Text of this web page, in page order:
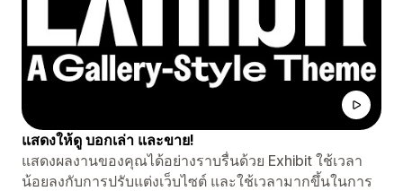
แสดงให้ดู บอกเล่า และขาย!
แสดงผลงานของคุณได้อย่างราบรื่นด้วย Exhibit ใช้เวลา
น้อยลงกับการปรับแต่งเว็บไซต์ และใช้เวลามากขึ้นในการ